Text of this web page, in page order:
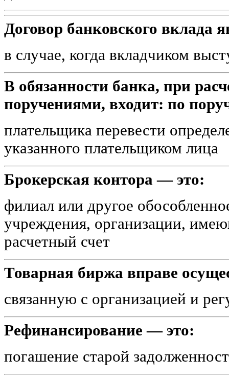
Договор банковского вклада
в случае, когда вкладчиком
В обязанности банка, при
поручениями, входит: по
плательщика перевести
указанного плательщиком лица
Брокерская контора — это:
филиал или другое
учреждения, организации,
расчетный счет
Товарная биржа вправе
связанную с организацией и
Рефинансирование — это:
погашение старой